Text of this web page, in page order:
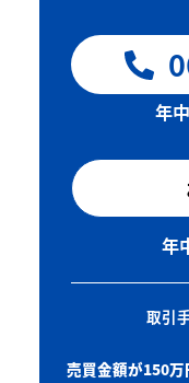
年
年
取引
売買金額が150